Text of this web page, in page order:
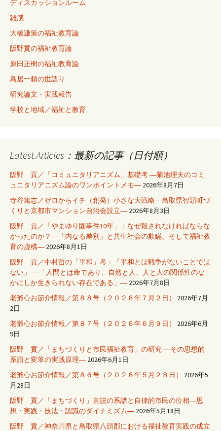
ディスカッションルーム
雑感
大橋謙策の福祉教育論
阪野貢の福祉教育論
原田正樹の福祉教育論
鳥居一頼の世語り
研究論文・実践報告
学校と地域／福祉と教育
Latest Articles：最新の記事（日付順）
阪野 貢／「コミュニタリアニズム」基礎考 ―菊池理夫のコミ
ュニタリアニズム論のワンポイントメモ― 2026年8月7日
寺谷篤志／ゼロからイチ（創発）小さな大戦略―鳥取県智頭町づ
くりと京都市マンション自治会設立― 2026年8月3日
阪野 貢／「やまゆり園事件10年」：なぜ殺されなければならな
かったのか？―「内なる差別」と共生社会の欺瞞、そして福祉教
育の虚構― 2026年8月1日
阪野 貢／中村哲の「平和」考：「平和とは戦争がないことでは
ない」 ―「人間とは命であり、自然と人、人と人の関係性のな
かにしか生きられない存在である」― 2026年7月8日
老爺心お節介情報／第８８号（２０２６年７月２日）
2026年7月
2日
老爺心お節介情報／第８７号（２０２６年６月９日）
2026年6月
9日
阪野 貢／「まちづくりと市民福祉教育」の研究 ―その思想的
系譜と変革の実践原理― 2026年6月1日
老爺心お節介情報／第８６号（２０２６年５月２８日）
2026年5
月28日
阪野 貢／「まちづくり」言説の系譜と自律的市民の位相―思
想・実践・技法・認識のダイナミズム― 2026年5月18日
阪野 貢／神奈川県と鳥取県八頭郡における福祉教育実践の成立